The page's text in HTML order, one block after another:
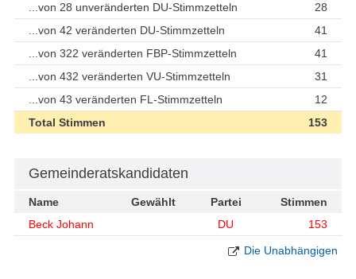
...von 28 unveränderten DU-Stimmzetteln
28
...von 42 veränderten DU-Stimmzetteln
41
...von 322 veränderten FBP-Stimmzetteln
41
...von 432 veränderten VU-Stimmzetteln
31
...von 43 veränderten FL-Stimmzetteln
12
Total Stimmen
153
Gemeinderatskandidaten
Name Gewählt Partei
Stimmen
Beck Johann
DU 153
Die Unabhängigen